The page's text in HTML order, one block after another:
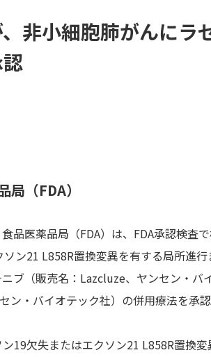
非小細胞肺がんにラ
局（FDA）
品医薬品局（FDA）は、FDA承認検査
ン21 L858R置換変異を有する局所進
ブ（販売名：Lazcluze、ヤンセン・
ン・バイオテック社）の併用療法を承認
19欠失またはエクソン21 L858R置換